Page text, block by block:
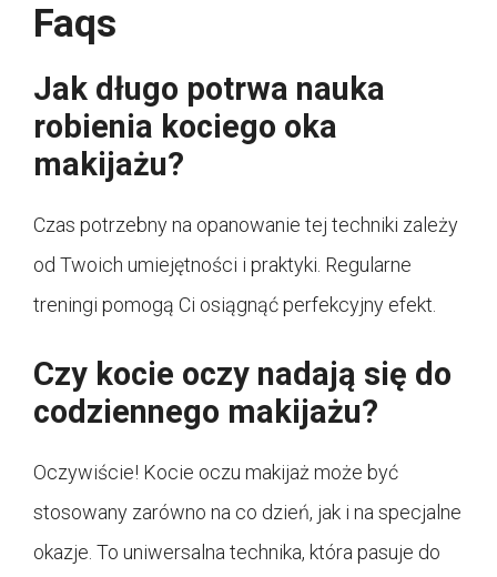
Faqs
Jak długo potrwa nauka
robienia kociego oka
makijażu?
Czas potrzebny na opanowanie tej techniki zależy
od Twoich umiejętności i praktyki. Regularne
treningi pomogą Ci osiągnąć perfekcyjny efekt.
Czy kocie oczy nadają się do
codziennego makijażu?
Oczywiście! Kocie oczu makijaż może być
stosowany zarówno na co dzień, jak i na specjalne
okazje. To uniwersalna technika, która pasuje do